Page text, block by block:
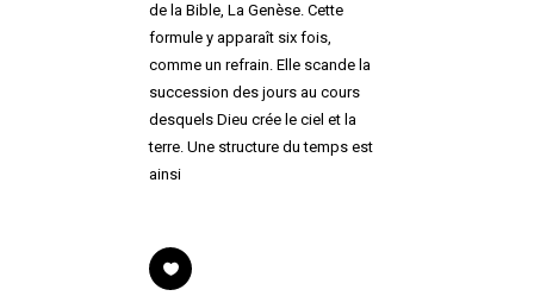
de la Bible, La Genèse. Cette
formule y apparaît six fois,
comme un refrain. Elle scande la
succession des jours au cours
desquels Dieu crée le ciel et la
terre. Une structure du temps est
ainsi